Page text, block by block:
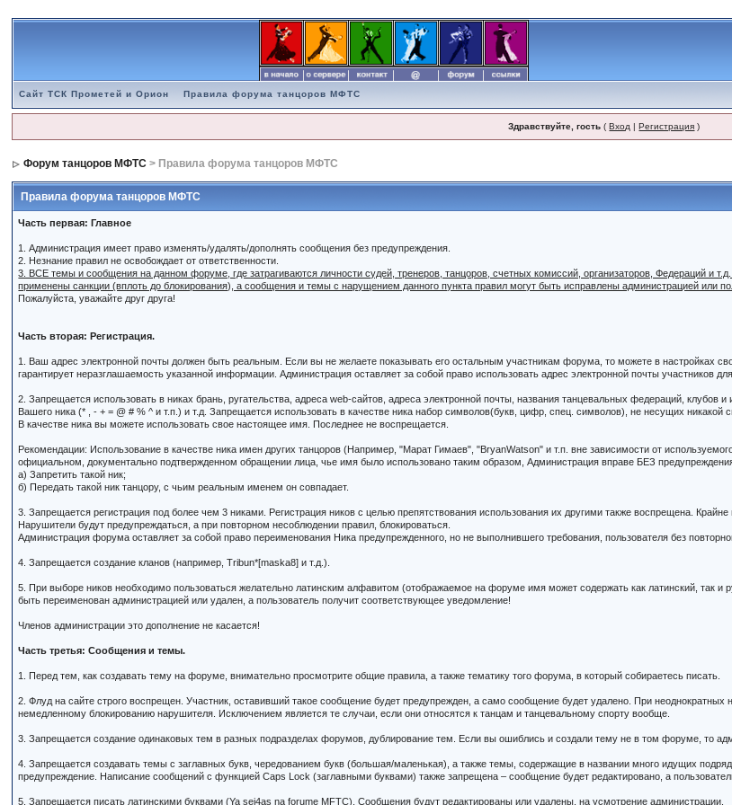
Сайт ТСК Прометей и Орион Правила форума танцоров МФТС
Здравствуйте, гость (Вход |Регистрация )
Форум танцоров МФТС > Правила форума танцоров МФТС
Правила форума танцоров МФТС
Часть первая: Главное
1. Администрация имеет право изменять/удалять/дополнять сообщения без предупреждения.
2. Незнание правил не освобождает от ответственности.
3. ВСЕ темы и сообщения на данном форуме, где затрагиваются личности судей, тренеров, танцоров, счетных комиссий, организаторов,
применены санкции (вплоть до блокирования), а сообщения и темы с нарущением данного пункта правил могут быть исправлены администрацией или
Пожалуйста, уважайте друг друга!
Часть вторая: Регистрация.
1. Ваш адрес электронной почты должен быть реальным. Если вы не желаете показывать его остальным участникам форума, то можете в настройках
гарантирует неразглашаемость указанной информации. Администрация оставляет за собой право использовать адрес электронной почты участников
2. Запрещается использовать в никах брань, ругательства, адреса web-сайтов, адреса электронной почты, названия танцевальных федераций,
Вашего ника (* , - + = @ # % ^ и т.п.) и т.д. Запрещается использовать в качестве ника набор символов(букв, цифр, спец. символов), не несущих никакой
В качестве ника вы можете использовать свое настоящее имя. Последнее не воспрещается.
Рекомендации: Использование в качестве ника имен других танцоров (Например, "Марат Гимаев", "BryanWatson" и т.п. вне зависимости от
официальном, документально подтвержденном обращении лица, чье имя было использовано таким образом, Администрация вправе БЕЗ
а) Запретить такой ник;
б) Передать такой ник танцору, с чьим реальным именем он совпадает.
3. Запрещается регистрация под более чем 3 никами. Регистрация ников с целью препятствования использования их другими также воспрещена.
Нарушители будут предупреждаться, а при повторном несоблюдении правил, блокироваться.
Администрация форума оставляет за собой право переименования Ника предупрежденного, но не выполнившего требования, пользователя без
4. Запрещается создание кланов (например, Tribun*[maska8] и т.д.).
5. При выборе ников необходимо пользоваться желательно латинским алфавитом (отображаемое на форуме имя может содержать как латинский, так
быть переименован администрацией или удален, а пользователь получит соответствующее уведомление!
Членов администрации это дополнение не касается!
Часть третья: Сообщения и темы.
1. Перед тем, как создавать тему на форуме, внимательно просмотрите общие правила, а также тематику того форума, в который собираетесь писать.
2. Флуд на сайте строго воспрещен. Участник, оставивший такое сообщение будет предупрежден, а само сообщение будет удалено. При
немедленному блокированию нарушителя. Исключением является те случаи, если они относятся к танцам и танцевальному спорту вообще.
3. Запрещается создание одинаковых тем в разных подразделах форумов, дублирование тем. Если вы ошиблись и создали тему не в том форуме, то
4. Запрещается создавать темы с заглавных букв, чередованием букв (большая/маленькая), а также темы, содержащие в названии много идущих
предупреждение. Написание сообщений с функцией Caps Lock (заглавными буквами) также запрещена – сообщение будет редактировано, а
5. Запрещается писать латинскими буквами (Ya sei4as na forume MFTC). Сообщения будут редактированы или удалены, на усмотрение администрации.